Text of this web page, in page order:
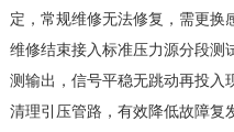
定，常规维修无法修复，需更换
维修结束接入标准压力源分段测
测输出，信号平稳无跳动再投入
清理引压管路，有效降低故障复